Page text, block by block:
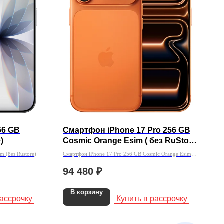
GB
(без Rustore)
Смартфон iPhone 17 Pro 256 GB
Cosmic Orange Esim ( без RuStore
)
Смартфон iPhone 17 Pro 256 GB Cosmic Orange Esim (
94 480 ₽
В корзину
Купить в рассрочку